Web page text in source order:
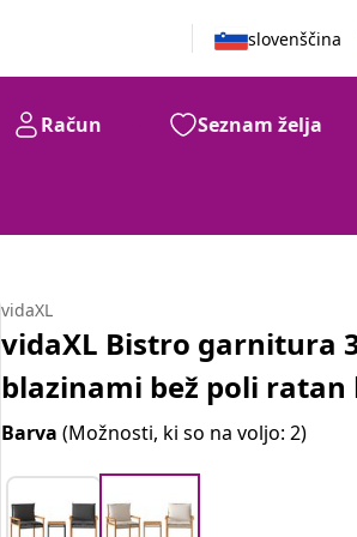
slovenščina
Račun Seznam želja
vidaXL
vidaXL Bistro garnitura
blazinami bež poli ratan
Barva(Možnosti, ki so na voljo: 2)